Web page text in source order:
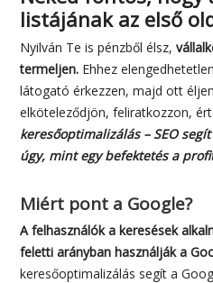
listájának az első
Nyilván Te is pénzből élsz,
termeljen. Ehhez
látogató érkezzen, majd ott
elköteleződjön, feliratkozzon,
keresőoptimalizálás – SEO
úgy, mint egy befektetés a
Miért pont a Google?
A felhasználók a keresések
feletti arányban használják a
keresőoptimalizálás segít a